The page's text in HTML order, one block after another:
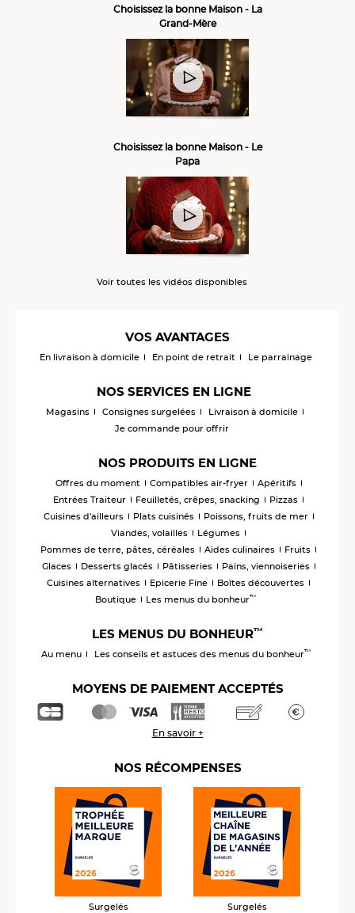
Choisissez la bonne Maison - La
Grand-Mère
Choisissez la bonne Maison - Le
Papa
Voir toutes les vidéos disponibles
VOS AVANTAGES
En livraison à domicile En point de retrait Le parrainage
NOS SERVICES EN LIGNE
Magasins Consignes surgelées
Livraison à domicile
Je commande pour offrir
NOS PRODUITS EN LIGNE
Offres du moment Compatibles air-fryer
Apéritifs
Entrées Traiteur
Feuilletés, crêpes, snacking
Pizzas
Cuisines d'ailleurs
Plats cuisinés
Poissons, fruits de mer
Viandes, volailles
Légumes
Pommes de terre, pâtes, céréales
Aides culinaires
Fruits
Glaces
Desserts glacés Pâtisseries
Pains, viennoiseries
Cuisines alternatives
Epicerie Fine
Boîtes découvertes
Boutique
Les menus du bonheur™
LES MENUS DU BONHEUR™
Au menu Les conseils et astuces des menus du bonheur™
MOYENS DE PAIEMENT ACCEPTÉS
En savoir +
NOS RÉCOMPENSES
Surgelés Surgelés